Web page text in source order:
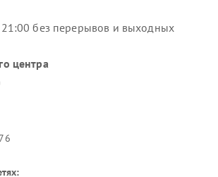
без перерывов и выходных
центра